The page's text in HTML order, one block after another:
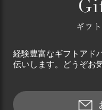
経験豊富なギフトアド
伝いします。どうぞお